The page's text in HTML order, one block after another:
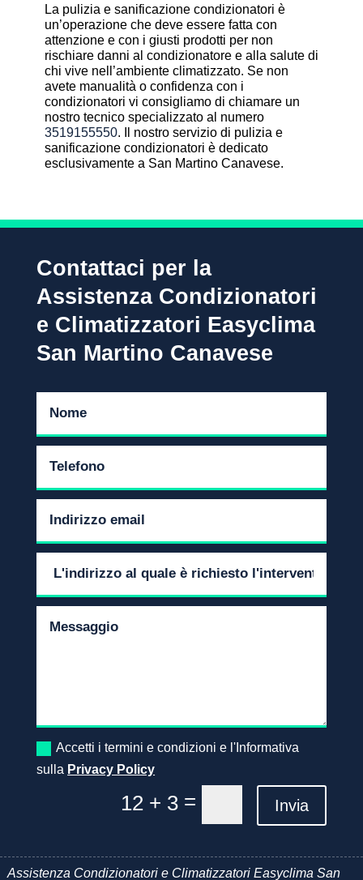
La pulizia e sanificazione condizionatori è
un’operazione che deve essere fatta con
attenzione e con i giusti prodotti per non
rischiare danni al condizionatore e alla salute di
chi vive nell’ambiente climatizzato. Se non
avete manualità o confidenza con i
condizionatori vi consigliamo di chiamare un
nostro tecnico specializzato al numero
3519155550. Il nostro servizio di pulizia e
sanificazione condizionatori è dedicato
esclusivamente a San Martino Canavese.
Contattaci per la
Assistenza Condizionatori
e Climatizzatori Easyclima
San Martino Canavese
Accetti i termini e condizioni e l'Informativa
sulla Privacy Policy
12 + 3 = Invia
Assistenza Condizionatori e Climatizzatori Easyclima San